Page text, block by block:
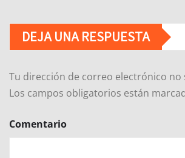
DEJA UNA RESPUESTA
Tu dirección de correo electrónico no
Los campos obligatorios están
Comentario